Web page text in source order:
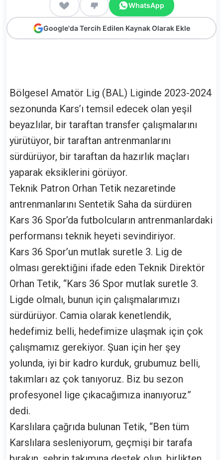
WhatsApp
Google'da Tercih Edilen Kaynak Olarak Ekle
Bölgesel Amatör Lig (BAL) Liginde 2023-2024
sezonunda Kars’ı temsil edecek olan yeşil
beyazlılar, bir taraftan transfer çalışmalarını
yürütüyor, bir taraftan antrenmanlarını
sürdürüyor, bir taraftan da hazırlık maçları
yaparak eksiklerini görüyor.
Teknik Patron Orhan Tetik nezaretinde
antrenmanlarını Sentetik Saha da sürdüren
Kars 36 Spor’da futbolcuların antrenmanlardaki
performansı teknik heyeti sevindiriyor.
Kars 36 Spor’un mutlak suretle 3. Lig de
olması gerektiğini ifade eden Teknik Direktör
Orhan Tetik, “Kars 36 Spor mutlak suretle 3.
Ligde olmalı, bunun için çalışmalarımızı
sürdürüyor. Camia olarak kenetlendik,
hedefimiz belli, hedefimize ulaşmak için çok
çalışmamız gerekiyor. Şuan için her şey
yolunda, iyi bir kadro kurduk, grubumuz belli,
takımları az çok tanıyoruz. Biz bu sezon
profesyonel lige çıkacağımıza inanıyoruz”
dedi.
Karslılara çağrıda bulunan Tetik, “Ben tüm
Karslılara sesleniyorum, geçmişi bir tarafa